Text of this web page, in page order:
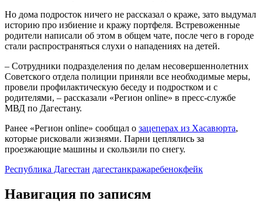
Но дома подросток ничего не рассказал о краже, зато выдумал
историю про избиение и кражу портфеля. Встревоженные
родители написали об этом в общем чате, после чего в городе
стали распространяться слухи о нападениях на детей.
– Сотрудники подразделения по делам несовершеннолетних
Советского отдела полиции приняли все необходимые меры,
провели профилактическую беседу и подростком и с
родителями, – рассказали «Регион online» в пресс-службе
МВД по Дагестану.
Ранее «Регион online» сообщал о зацеперах из Хасавюрта,
которые рисковали жизнями. Парни цеплялись за
проезжающие машины и скользили по снегу.
Республика Дагестан дагестанкражаребенокфейк
Навигация по записям